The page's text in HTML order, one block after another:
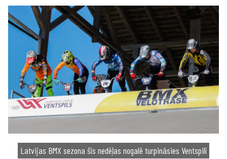
Latvijas BMX sezona šīs nedēļas nogalē turpināsies Ventspilī